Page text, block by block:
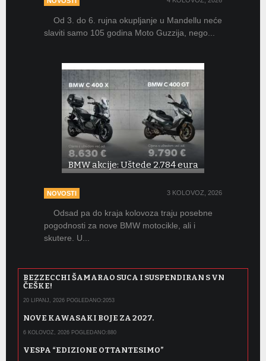
Vodeći u MotoGP poretku pao je u Sprint utrci
Od 3. do 6. rujna okupljanje u Mandellu neće
slaviti samo 105 godina Moto Guzzija, nego...
BMW akcije: Uštede 2.784 eura
NOVOSTI 3 KOLOVOZ, 2026
Odsad pa do kraja kolovoza traju posebne
pogodnosti za nove BMW motocikle, ali i
skutere. U...
BEZZECCHI ŠAMARAO SUCA I SUSPENDIRAN S VN
ČEŠKE!
20 LIPANJ, 2026 POGLEDANO:2053
NOVE KAWASAKI BOJE ZA 2027.
6 KOLOVOZ, 2026 POGLEDANO:880
VESPA “EDIZIONE OTTANTESIMO”